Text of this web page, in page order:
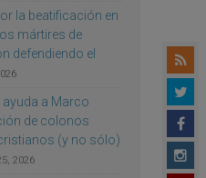
la beatificación en
mártires de
defendiendo el
a Marco
de colonos
(y no sólo)
2026